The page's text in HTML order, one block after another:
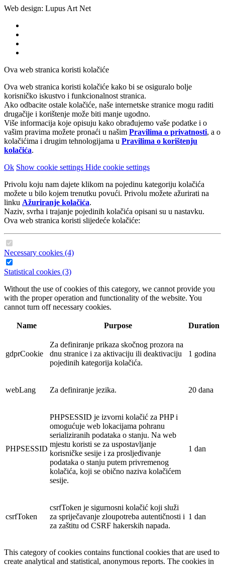
Web design: Lupus Art Net
Ova web stranica koristi kolačiće
Ova web stranica koristi kolačiće kako bi se osiguralo bolje
korisničko iskustvo i funkcionalnost stranica.
Ako odbacite ostale kolačiće, naše internetske stranice mogu raditi
drugačije i korištenje može biti manje ugodno.
Više informacija koje opisuju kako obrađujemo vaše podatke i o
vašim pravima možete pronaći u našim Pravilima o privatnosti, a o
kolačićima i drugim tehnologijama u Pravilima o korištenju
kolačića.
Ok Show cookie settings Hide cookie settings
Privolu koju nam dajete klikom na pojedinu kategoriju kolačića
možete u bilo kojem trenutku povući. Privolu možete ažurirati na
linku Ažuriranje kolačića.
Naziv, svrha i trajanje pojedinih kolačića opisani su u nastavku.
Ova web stranica koristi slijedeće kolačiće:
Necessary cookies (4)
Statistical cookies (3)
Without the use of cookies of this category, we cannot provide you
with the proper operation and functionality of the website. You
cannot turn off necessary cookies.
Name Purpose Duration
gdprCookie
Za definiranje prikaza skočnog prozora na
dnu stranice i za aktivaciju ili deaktivaciju
pojedinih kategorija kolačića.
1 godina
webLang Za definiranje jezika. 20 dana
PHPSESSID
PHPSESSID je izvorni kolačić za PHP i
omogućuje web lokacijama pohranu
serializiranih podataka o stanju. Na web
mjestu koristi se za uspostavljanje
korisničke sesije i za prosljeđivanje
podataka o stanju putem privremenog
kolačića, koji se obično naziva kolačićem
sesije.
1 dan
csrfToken
csrfToken je sigurnosni kolačić koji služi
za spriječavanje zloupotreba autentičnosti i
za zaštitu od CSRF hakerskih napada.
1 dan
This category of cookies contains functional cookies that are used to
create analytical and statistical, anonymous reports. The cookies in